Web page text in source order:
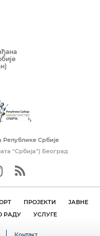
Републике Србије
“Србија”) Београд
ПРОЈЕКТИ
ЈАВНЕ
РАДУ УСЛУГЕ
Контакт